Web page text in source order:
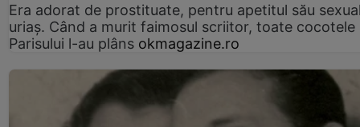
Era adorat de prostituate, pentru apetitul său
uriaș. Când a murit faimosul scriitor, toate cocotele
Parisului l-au plâns okmagazine.ro